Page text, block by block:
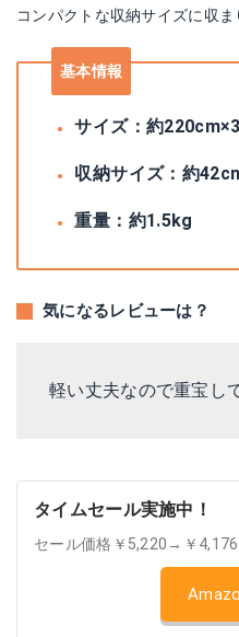
コンパクトな収納サイズに収ま
基本情報
サイズ：約
収納サイズ：約
重量：約1.5kg
気になるレビューは？
軽い丈夫なので重宝し
タイムセール実施中！
セール価格￥5,220→￥4,176